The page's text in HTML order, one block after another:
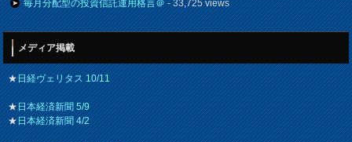
毎月分配型の投資信託運用格言＠- 33,725 views
メディア掲載
★日経ヴェリタス 10/11
★日本経済新聞 5/9
★日本経済新聞 4/2